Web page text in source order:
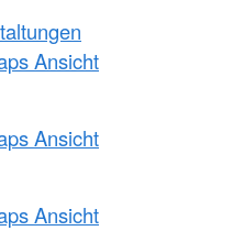
Ansicht
Ansicht
Ansicht